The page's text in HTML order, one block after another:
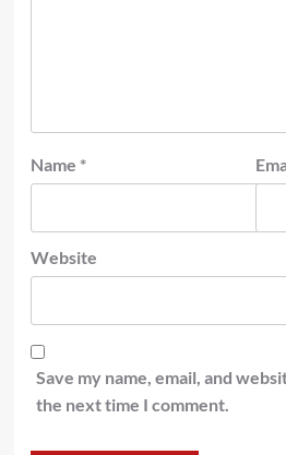
Name *
Website
Save my name, email, and
the next time I comment.